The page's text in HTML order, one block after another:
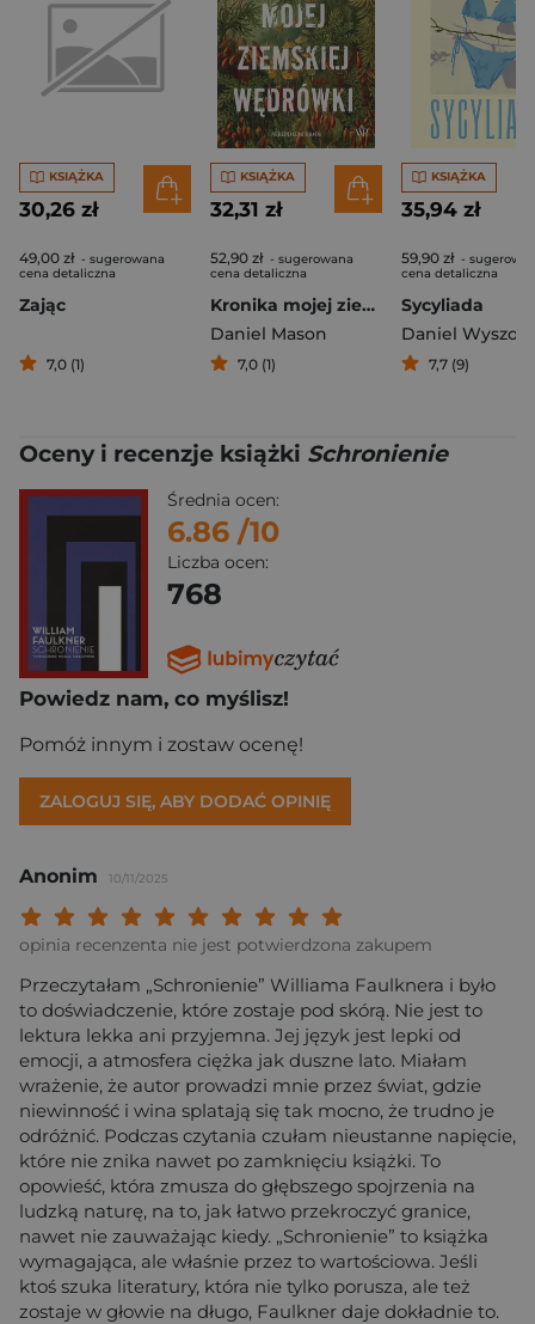
KSIĄŻKA
30,26 zł
49,00 zł - sugerowana
cena detaliczna
Zając
7,0 (1)
KSIĄŻKA
32,31 zł
52,90 zł - sugerowana
cena detaliczna
Kronika mojej ziemskiej wędrówki
Daniel Mason
7,0 (1)
KSIĄŻKA
35,94 zł
59,90 zł -
cena detaliczna
Sycyliada
7,7 (9)
Oceny i recenzje książki Schronienie
Średnia ocen:
6.86 /10
Liczba ocen:
768
Powiedz nam, co myślisz!
Pomóż innym i zostaw ocenę!
ZALOGUJ SIĘ, ABY DODAĆ OPINIĘ
Anonim 10/11/2025
Twoja ocena:
Twoja ocena: Wybitna 9/
Twoja ocena: Rewelacyjna 8/
Twoja ocena: Bardzo dobra 7/10"
Twoja ocena: Dobra 6/10"
Twoja ocena: Przeciętna 5/10"
Twoja ocena: Może być 4/10"
Twoja ocena: Słaba 3/10"
Twoja ocena: Bardzo słaba 2/10"
Twoja ocena: Beznadziejna 1/10"
opinia recenzenta nie jest potwierdzona zakupem
Przeczytałam „Schronienie” Williama Faulknera i było
to doświadczenie, które zostaje pod skórą. Nie jest to
lektura lekka ani przyjemna. Jej język jest lepki od
emocji, a atmosfera ciężka jak duszne lato. Miałam
wrażenie, że autor prowadzi mnie przez świat, gdzie
niewinność i wina splatają się tak mocno, że trudno je
odróżnić. Podczas czytania czułam nieustanne napięcie,
które nie znika nawet po zamknięciu książki. To
opowieść, która zmusza do głębszego spojrzenia na
ludzką naturę, na to, jak łatwo przekroczyć granice,
nawet nie zauważając kiedy. „Schronienie” to książka
wymagająca, ale właśnie przez to wartościowa. Jeśli
ktoś szuka literatury, która nie tylko porusza, ale też
zostaje w głowie na długo, Faulkner daje dokładnie to.